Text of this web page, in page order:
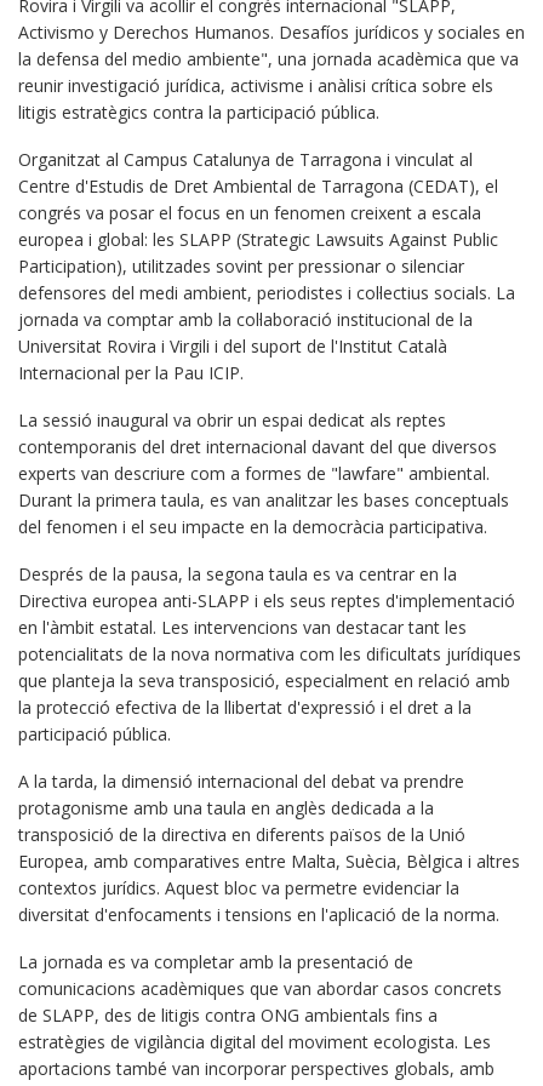
Rovira i Virgili va acollir el congrés internacional "SLAPP,
Activismo y Derechos Humanos. Desafíos jurídicos y sociales en
la defensa del medio ambiente", una jornada acadèmica que va
reunir investigació jurídica, activisme i anàlisi crítica sobre els
litigis estratègics contra la participació pública.
Organitzat al Campus Catalunya de Tarragona i vinculat al
Centre d'Estudis de Dret Ambiental de Tarragona (CEDAT), el
congrés va posar el focus en un fenomen creixent a escala
europea i global: les SLAPP (Strategic Lawsuits Against Public
Participation), utilitzades sovint per pressionar o silenciar
defensores del medi ambient, periodistes i col·lectius socials. La
jornada va comptar amb la col·laboració institucional de la
Universitat Rovira i Virgili i del suport de l'Institut Català
Internacional per la Pau ICIP.
La sessió inaugural va obrir un espai dedicat als reptes
contemporanis del dret internacional davant del que diversos
experts van descriure com a formes de "lawfare" ambiental.
Durant la primera taula, es van analitzar les bases conceptuals
del fenomen i el seu impacte en la democràcia participativa.
Després de la pausa, la segona taula es va centrar en la
Directiva europea anti-SLAPP i els seus reptes d'implementació
en l'àmbit estatal. Les intervencions van destacar tant les
potencialitats de la nova normativa com les dificultats jurídiques
que planteja la seva transposició, especialment en relació amb
la protecció efectiva de la llibertat d'expressió i el dret a la
participació pública.
A la tarda, la dimensió internacional del debat va prendre
protagonisme amb una taula en anglès dedicada a la
transposició de la directiva en diferents països de la Unió
Europea, amb comparatives entre Malta, Suècia, Bèlgica i altres
contextos jurídics. Aquest bloc va permetre evidenciar la
diversitat d'enfocaments i tensions en l'aplicació de la norma.
La jornada es va completar amb la presentació de
comunicacions acadèmiques que van abordar casos concrets
de SLAPP, des de litigis contra ONG ambientals fins a
estratègies de vigilància digital del moviment ecologista. Les
aportacions també van incorporar perspectives globals, amb